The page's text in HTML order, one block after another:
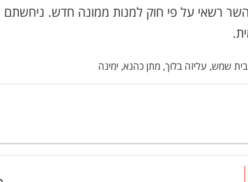
רשאי על פי חוק למנות ממונה חדש. ניחשתם
שמש, עליזה בלוך, מתן כהנא, ימינה